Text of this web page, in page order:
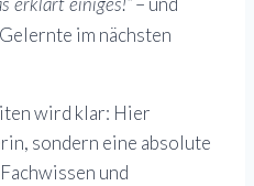
erklärt einiges!“
im nächsten
wird klar: Hier
sondern eine absolute
und